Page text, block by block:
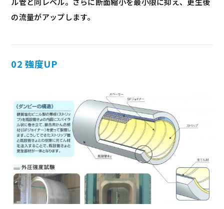
の流量がアップします。
02 強度UP